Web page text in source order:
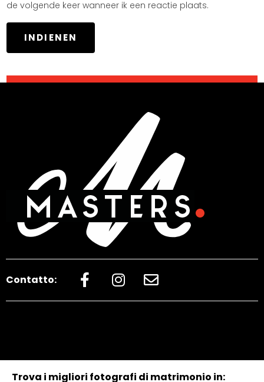
de volgende keer wanneer ik een reactie plaats.
Contatto:
Trova i migliori fotografi di matrimonio in: